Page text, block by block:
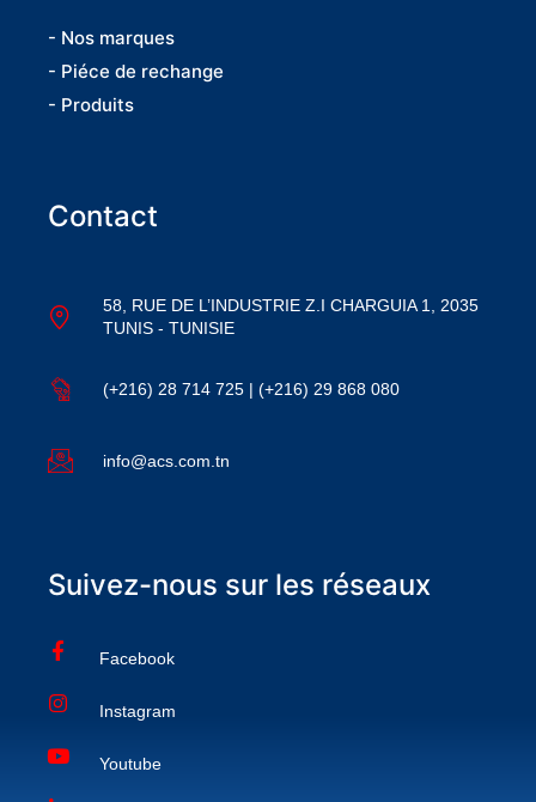
- Nos marques
- Piéce de rechange
- Produits
Contact
58, RUE DE L’INDUSTRIE Z.I CHARGUIA 1, 2035
TUNIS - TUNISIE
(+216) 28 714 725 | (+216) 29 868 080
info@acs.com.tn
Suivez-nous sur les réseaux
Facebook
Instagram
Youtube